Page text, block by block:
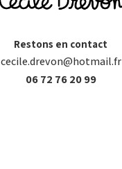
Restons en contact
cecile.drevon@hotmail.fr
06 72 76 20 99